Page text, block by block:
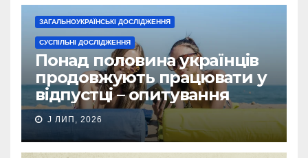
ЗАГАЛЬНОУКРАЇНСЬКІ ДОСЛІДЖЕННЯ
СУСПІЛЬНІ ДОСЛІДЖЕННЯ
Понад половина українців
продовжують працювати у
відпустці – опитування
J ЛИП, 2026